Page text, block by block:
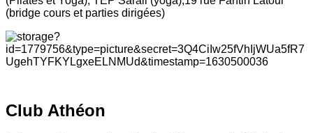
(bridge cours et parties dirigées)
Club Athéon